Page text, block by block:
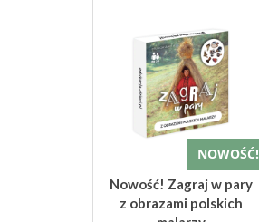
NOWOŚĆ!
Nowość! Zagraj w pary
z obrazami polskich